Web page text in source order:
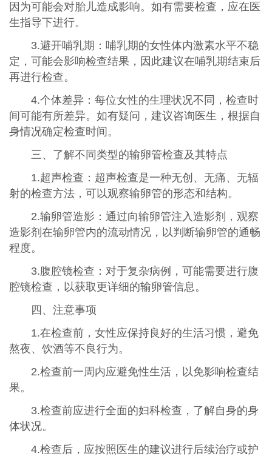
因为可能会对胎儿造成影响。如有需要检查，应在医
生指导下进行。
3.避开哺乳期：哺乳期的女性体内激素水平不稳
定，可能会影响检查结果，因此建议在哺乳期结束后
再进行检查。
4.个体差异：每位女性的生理状况不同，检查时
间可能有所差异。如有疑问，建议咨询医生，根据自
身情况确定检查时间。
三、了解不同类型的输卵管检查及其特点
1.超声检查：超声检查是一种无创、无痛、无辐
射的检查方法，可以观察输卵管的形态和结构。
2.输卵管造影：通过向输卵管注入造影剂，观察
造影剂在输卵管内的流动情况，以判断输卵管的通畅
程度。
3.腹腔镜检查：对于复杂病例，可能需要进行腹
腔镜检查，以获取更详细的输卵管信息。
四、注意事项
1.在检查前，女性应保持良好的生活习惯，避免
熬夜、饮酒等不良行为。
2.检查前一周内应避免性生活，以免影响检查结
果。
3.检查前应进行全面的妇科检查，了解自身的身
体状况。
4.检查后，应按照医生的建议进行后续治疗或护